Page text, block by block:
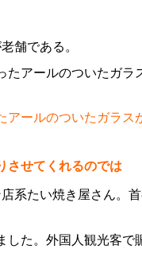
舗である。
アールのついたガラス
させてくれるのでは
系たい焼き屋さん。